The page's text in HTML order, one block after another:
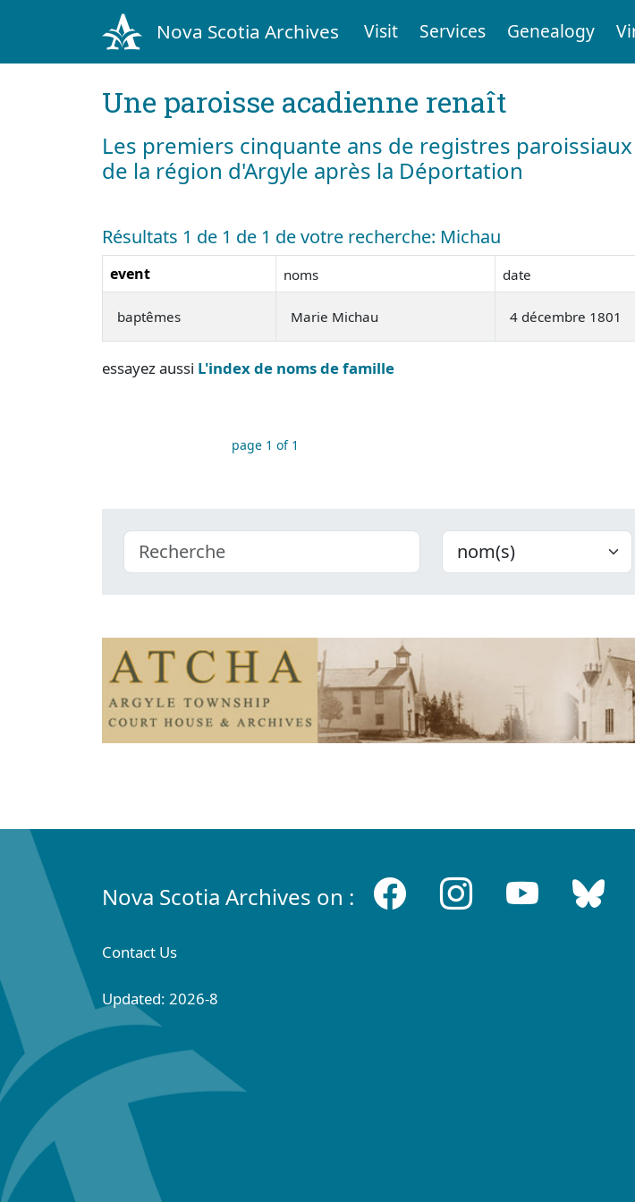
Nova Scotia Archives Visit Services Genealogy
Une paroisse acadienne renaît
Les premiers cinquante ans de registres
de la région d'Argyle après la Déportation
Résultats 1 de 1 de 1 de votre recherche: Michau
event noms date
baptêmes Marie Michau 4 décembre 1801
essayez aussi L'index de noms de famille
page 1 of 1
Nova Scotia Archives on :
Contact Us
Updated: 2026-8